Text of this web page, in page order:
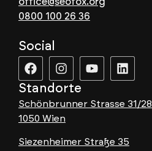
0800 100 26 36
Social
Standorte
Schönbrunner Strasse 31/28
1050 Wien
Siezenheimer Straße 35